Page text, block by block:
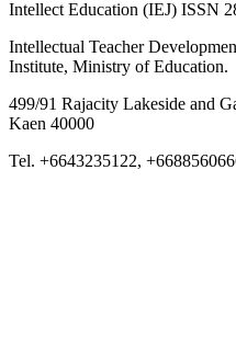
Intellect Education (IEJ) ISSN
Intellectual Teacher
Institute, Ministry of Education.
499/91 Rajacity Lakeside and
Kaen 40000
Tel. +6643235122,